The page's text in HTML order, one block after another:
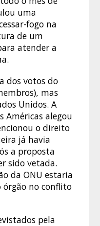
uma
fogo na
de um
atender a
dos votos do
mas
Unidos. A
Américas alegou
o direito
já havia
a proposta
sido vetada.
da ONU estaria
órgão no conflito
pela